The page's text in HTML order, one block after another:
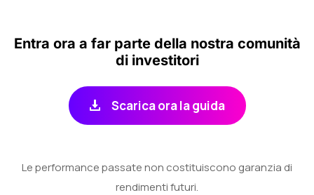
Entra ora a far parte della nostra comunità
di investitori
Le performance passate non costituiscono garanzia di
rendimenti futuri.